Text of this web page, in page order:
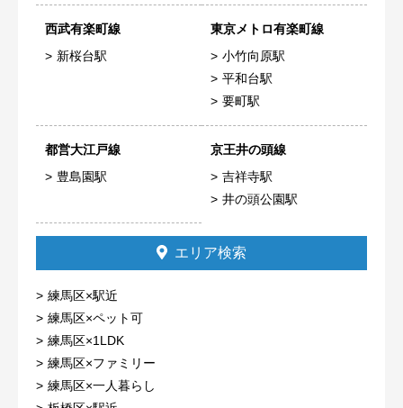
西武有楽町線
新桜台駅
東京メトロ有楽町線
小竹向原駅
平和台駅
要町駅
都営大江戸線
豊島園駅
京王井の頭線
吉祥寺駅
井の頭公園駅
エリア検索
練馬区×駅近
練馬区×ペット可
練馬区×1LDK
練馬区×ファミリー
練馬区×一人暮らし